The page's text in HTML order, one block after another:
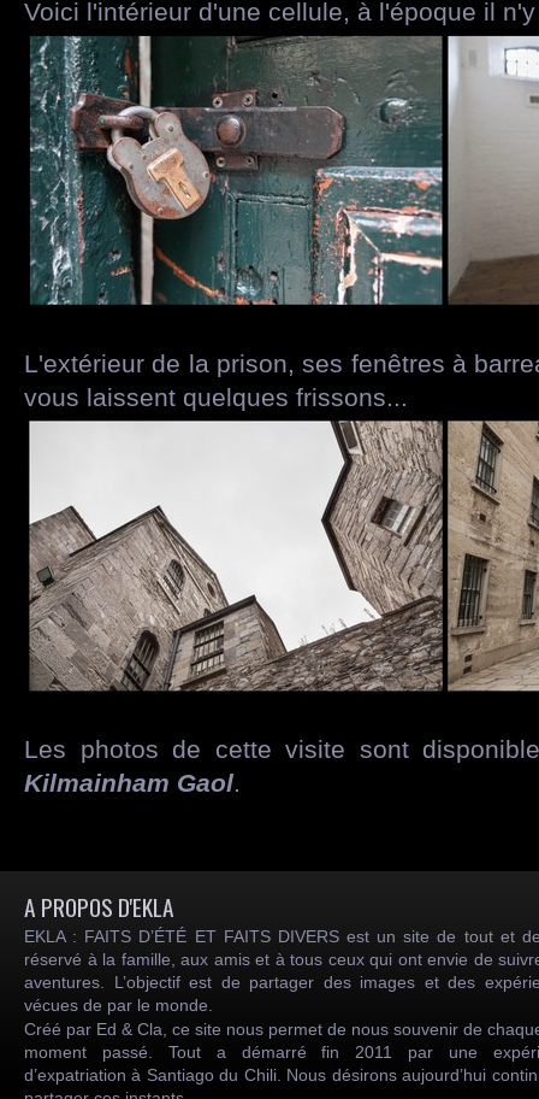
Voici l'intérieur d'une cellule, à l'époque il
L'extérieur de la prison, ses fenêtres à
vous laissent quelques frissons...
Les photos de cette visite sont
Kilmainham Gaol.
A PROPOS D'EKLA
EKLA : FAITS D’ÉTÉ ET FAITS DIVERS est un site de tout et
réservé à la famille, aux amis et à tous ceux qui ont envie de
aventures. L’objectif est de partager des images et des
vécues de par le monde.
Créé par Ed & Cla, ce site nous permet de nous souvenir de
moment passé. Tout a démarré fin 2011 par une
d’expatriation à Santiago du Chili. Nous désirons aujourd’hui